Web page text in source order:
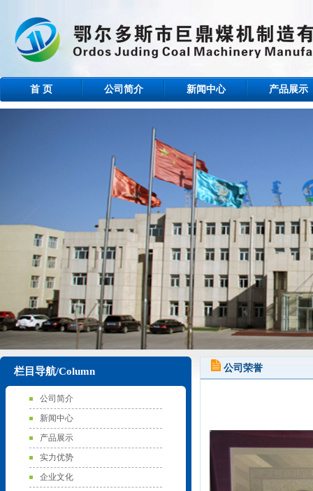
首 页 公司简介 新闻中心 产品展示
栏目导航/Column
公司简介
新闻中心
产品展示
实力优势
企业文化
公司荣誉